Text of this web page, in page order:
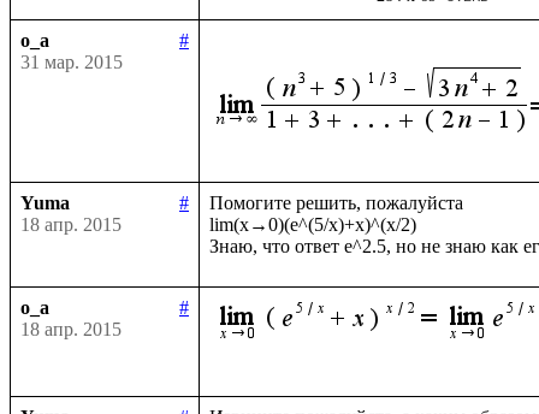
o_a
#
31 мар. 2015
Yuma
#
18 апр. 2015
Помогите решить, пожалуйста
lim(x→0)(e^(5/x)+x)^(x/2)
o_a
#
18 апр. 2015